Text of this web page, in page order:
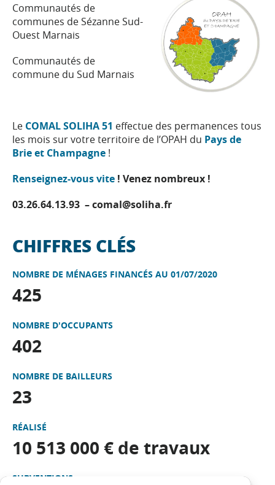
Communautés de
communes de Sézanne Sud-
Ouest Marnais
Communautés de
commune du Sud Marnais
Le COMAL SOLIHA 51 effectue des permanences tous
les mois sur votre territoire de l’OPAH du Pays de
Brie et Champagne !
Renseignez-vous vite ! Venez nombreux !
03.26.64.13.93 –comal@soliha.fr
CHIFFRES CLÉS
NOMBRE DE MÉNAGES FINANCÉS AU 01/07/2020
425
NOMBRE D'OCCUPANTS
402
NOMBRE DE BAILLEURS
23
RÉALISÉ
10 513 000 € de travaux
SUBVENTIONS